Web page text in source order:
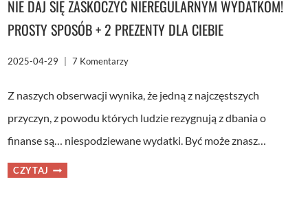
NIE DAJ SIĘ ZASKOCZYĆ NIEREGULARNYM WYDATKOM!
PROSTY SPOSÓB + 2 PREZENTY DLA CIEBIE
2025-04-29 7 Komentarzy
Z naszych obserwacji wynika, że jedną z najczęstszych
przyczyn, z powodu których ludzie rezygnują z dbania o
finanse są… niespodziewane wydatki. Być może znasz…
CZYTAJ NIE
DAJ